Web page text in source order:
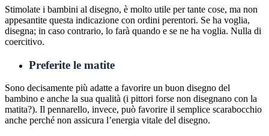
Stimolate i bambini al disegno, è molto utile per tante cose, ma non
appesantite questa indicazione con ordini perentori. Se ha voglia,
disegna; in caso contrario, lo farà quando e se ne ha voglia. Nulla di
coercitivo.
Preferite le matite
Sono decisamente più adatte a favorire un buon disegno del
bambino e anche la sua qualità (i pittori forse non disegnano con la
matita?). Il pennarello, invece, può favorire il semplice scarabocchio
anche perché non assicura l’energia vitale del disegno.